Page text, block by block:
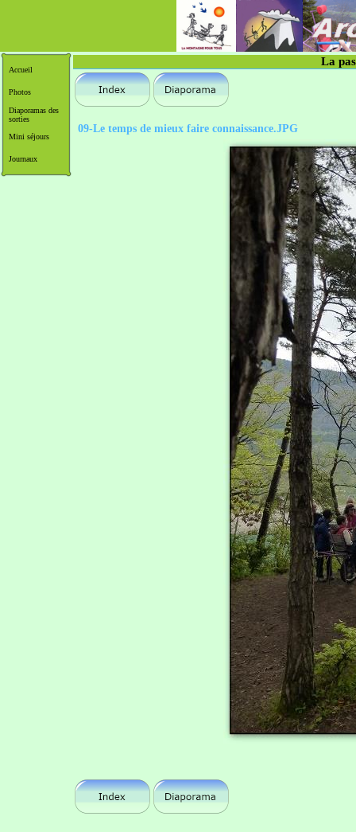
Accueil
Photos
Diaporamas des
sorties
Mini séjours
Journaux
La
09-Le temps de mieux faire connaissance.JPG